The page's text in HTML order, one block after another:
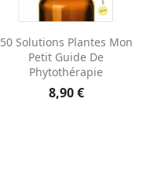
50 Solutions Plantes Mon
Petit Guide De
Phytothérapie
8,90 €